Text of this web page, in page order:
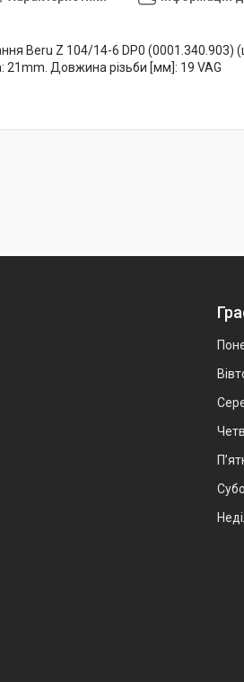
Beru Z 104/14-6 DP0 (0001.340.903)
21mm. Довжина різьби [мм]: 19 VAG